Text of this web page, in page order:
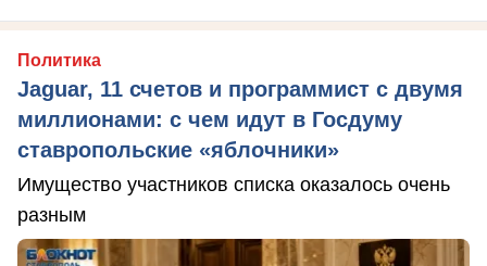
Политика
Jaguar, 11 счетов и программист с двумя
миллионами: с чем идут в Госдуму
ставропольские «яблочники»
Имущество участников списка оказалось очень
разным